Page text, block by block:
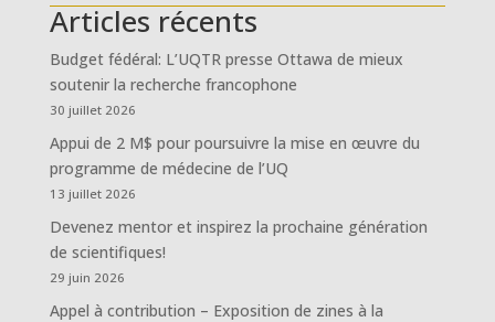
Articles récents
Budget fédéral: L’UQTR presse Ottawa de mieux
soutenir la recherche francophone
30 juillet 2026
Appui de 2 M$ pour poursuivre la mise en œuvre du
programme de médecine de l’UQ
13 juillet 2026
Devenez mentor et inspirez la prochaine génération
de scientifiques!
29 juin 2026
Appel à contribution – Exposition de zines à la